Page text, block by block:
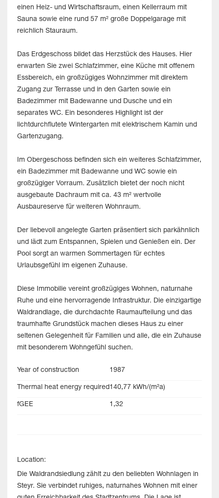
einen Heiz- und Wirtschaftsraum, einen Kellerraum mit
Sauna sowie eine rund 57 m² große Doppelgarage mit
reichlich Stauraum.
Das Erdgeschoss bildet das Herzstück des Hauses. Hier
erwarten Sie zwei Schlafzimmer, eine Küche mit offenem
Essbereich, ein großzügiges Wohnzimmer mit direktem
Zugang zur Terrasse und in den Garten sowie ein
Badezimmer mit Badewanne und Dusche und ein
separates WC. Ein besonderes Highlight ist der
lichtdurchflutete Wintergarten mit elektrischem Kamin und
Gartenzugang.
Im Obergeschoss befinden sich ein weiteres Schlafzimmer,
ein Badezimmer mit Badewanne und WC sowie ein
großzügiger Vorraum. Zusätzlich bietet der noch nicht
ausgebaute Dachraum mit ca. 43 m² wertvolle
Ausbaureserve für weiteren Wohnraum.
Der liebevoll angelegte Garten präsentiert sich parkähnlich
und lädt zum Entspannen, Spielen und Genießen ein. Der
Pool sorgt an warmen Sommertagen für echtes
Urlaubsgefühl im eigenen Zuhause.
Diese Immobilie vereint großzügiges Wohnen, naturnahe
Ruhe und eine hervorragende Infrastruktur. Die einzigartige
Waldrandlage, die durchdachte Raumaufteilung und das
traumhafte Grundstück machen dieses Haus zu einer
seltenen Gelegenheit für Familien und alle, die ein Zuhause
mit besonderem Wohngefühl suchen.
Year of construction 1987
Thermal heat energy required140,77 kWh/(m²a)
fGEE 1,32
Location:
Die Waldrandsiedlung zählt zu den beliebten Wohnlagen in
Steyr. Sie verbindet ruhiges, naturnahes Wohnen mit einer